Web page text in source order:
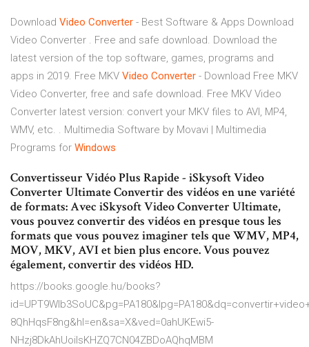
Download Video Converter - Best Software & Apps Download
Video Converter . Free and safe download. Download the
latest version of the top software, games, programs and
apps in 2019. Free MKV Video Converter - Download Free MKV
Video Converter, free and safe download. Free MKV Video
Converter latest version: convert your MKV files to AVI, MP4,
WMV, etc. . Multimedia Software by Movavi | Multimedia
Programs for Windows
Convertisseur Vidéo Plus Rapide - iSkysoft Video
Converter Ultimate Convertir des vidéos en une variété
de formats: Avec iSkysoft Video Converter Ultimate,
vous pouvez convertir des vidéos en presque tous les
formats que vous pouvez imaginer tels que WMV, MP4,
MOV, MKV, AVI et bien plus encore. Vous pouvez
également, convertir des vidéos HD.
https://books.google.hu/books?
8QhHqsF8ng&hl=en&sa=X&ved=0ahUKEwi5-
NHzj8DkAhUoiIsKHZQ7CN04ZBDoAQhqMBM